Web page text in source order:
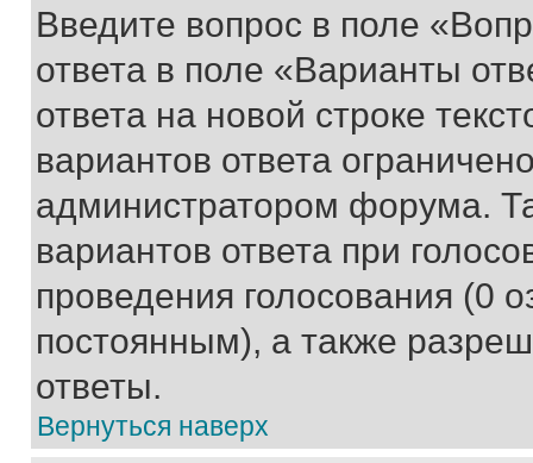
Введите вопрос в поле
ответа в поле «Варианты
ответа на новой строке
вариантов ответа
администратором форума.
вариантов ответа при
проведения голосования (0
постоянным), а также
ответы.
Вернуться наверх